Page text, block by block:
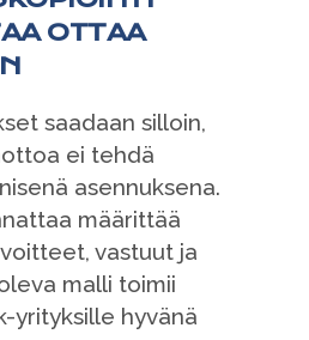
OTTAA
saadaan silloin,
ei tehdä
asennuksena.
määrittää
vastuut ja
malli toimii
yrityksille hyvänä